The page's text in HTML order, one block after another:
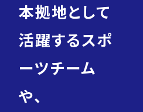
本拠地として
活躍するスポ
ーツチーム
や、